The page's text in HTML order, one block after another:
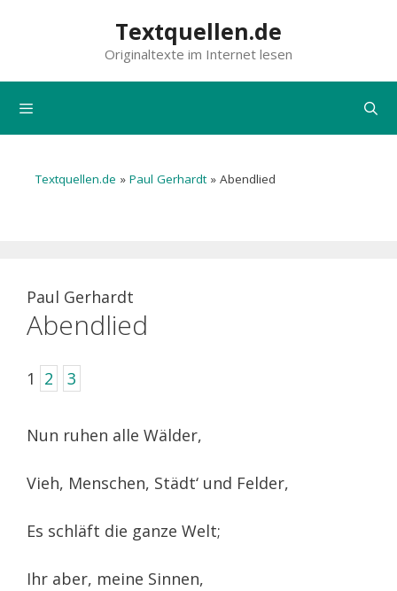
Textquellen.de
Originaltexte im Internet lesen
Textquellen.de » Paul Gerhardt» Abendlied
Paul Gerhardt
Abendlied
1 2 3
Nun ruhen alle Wälder,
Vieh, Menschen, Städt‘ und Felder,
Es schläft die ganze Welt;
Ihr aber, meine Sinnen,